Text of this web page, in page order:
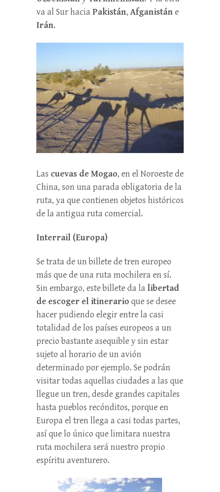
va al Sur hacia Pakistán, Afganistáne
Irán.
Las cuevas de Mogao, en el Noroeste de
China, son una parada obligatoria de la
ruta, ya que contienen objetos históricos
de la antigua ruta comercial.
Interrail (Europa)
Se trata de un billete de tren europeo
más que de una ruta mochilera en sí.
Sin embargo, este billete da la libertad
de escoger el itinerarioque se desee
hacer pudiendo elegir entre la casi
totalidad de los países europeos a un
precio bastante asequible y sin estar
sujeto al horario de un avión
determinado por ejemplo. Se podrán
visitar todas aquellas ciudades a las que
llegue un tren, desde grandes capitales
hasta pueblos recónditos, porque en
Europa el tren llega a casi todas partes,
así que lo único que limitara nuestra
ruta mochilera será nuestro propio
espíritu aventurero.